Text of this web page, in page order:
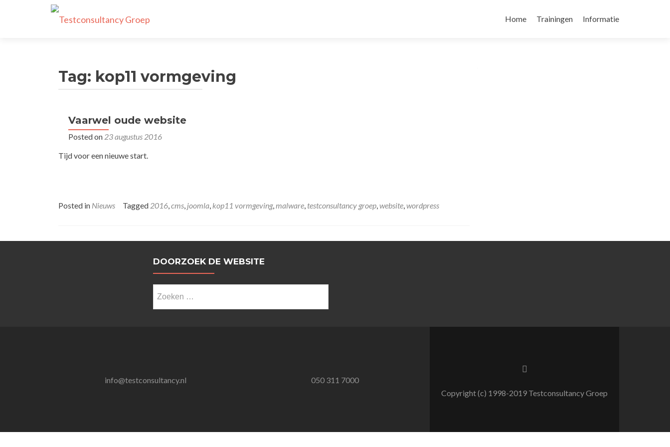
to
Home Trainingen Informatie
Tag: kop11 vormgeving
Vaarwel oude website
Posted on 23 augustus 2016
Tijd voor een nieuwe start.
Posted in Nieuws Tagged 2016,cms, joomla, kop11 vormgeving,malware, testconsultancy groep,website,wordpress
DOORZOEK DE WEBSITE
naar:
info@testconsultancy.nl
050 311 7000
Copyright (c) 1998-2019 Testconsultancy Groep